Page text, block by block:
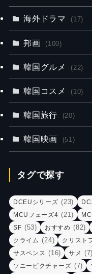
海外ドラマ (17)
邦画 (100)
韓国グルメ (22)
韓国コスメ (10)
韓国旅行 (20)
韓国映画 (51)
タグで探す
DCEUシリーズ (23)
MCUフェーズ4 (21)
SF (53) おすすめ (82)
クライム (24) クリスト
サスペンス (16) サメ (7)
ソニーピクチャーズ (7)